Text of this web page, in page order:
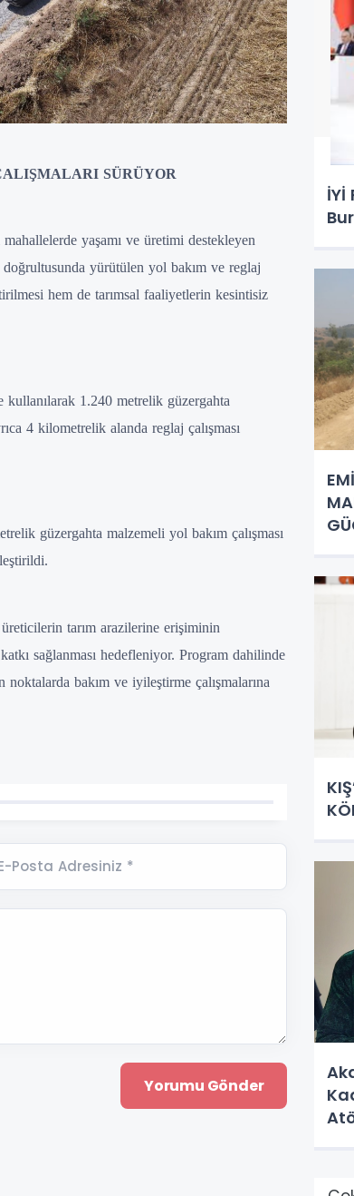
SÜRÜYOR
yaşamı ve üretimi destekleyen
doğrultusunda yürütülen yol bakım ve reglaj
hem de tarımsal faaliyetlerin kesintisiz
1.240 metrelik güzergahta
4 kilometrelik alanda reglaj çalışması
güzergahta malzemeli yol bakım çalışması
tarım arazilerine erişiminin
sağlanması hedefleniyor. Program dahilinde
bakım ve iyileştirme çalışmalarına
Posta Adresiniz *